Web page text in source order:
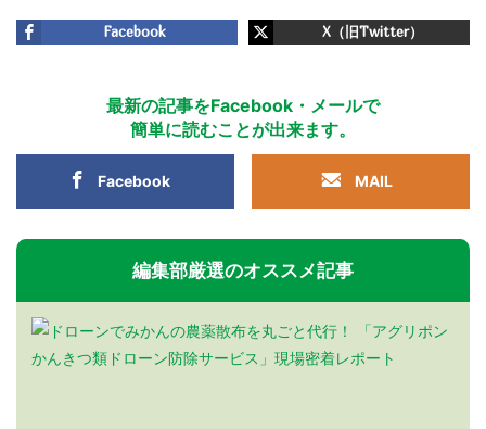
Facebook X（旧Twitter）
最新の記事をFacebook・メールで
簡単に読むことが出来ます。
Facebook MAIL
編集部厳選のオススメ記事